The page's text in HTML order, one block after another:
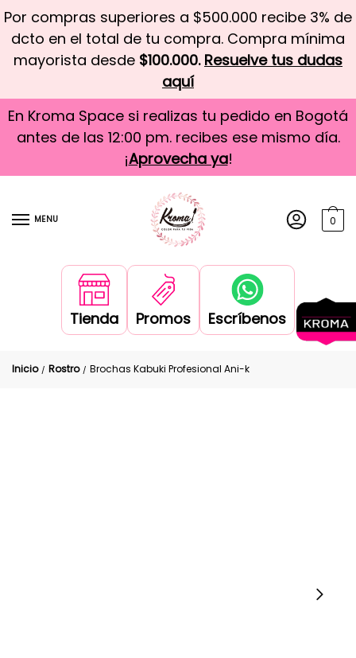
Por compras superiores a $500.000 recibe 3% de
dcto en el total de tu compra. Compra mínima
mayorista desde $100.000. Resuelve tus dudas
aquí
En Kroma Space si realizas tu pedido en Bogotá
antes de las 12:00 pm. recibes ese mismo día.
¡Aprovecha ya!
MENU 0
Tienda Promos Escríbenos
Inicio / Rostro / Brochas Kabuki Profesional Ani-k